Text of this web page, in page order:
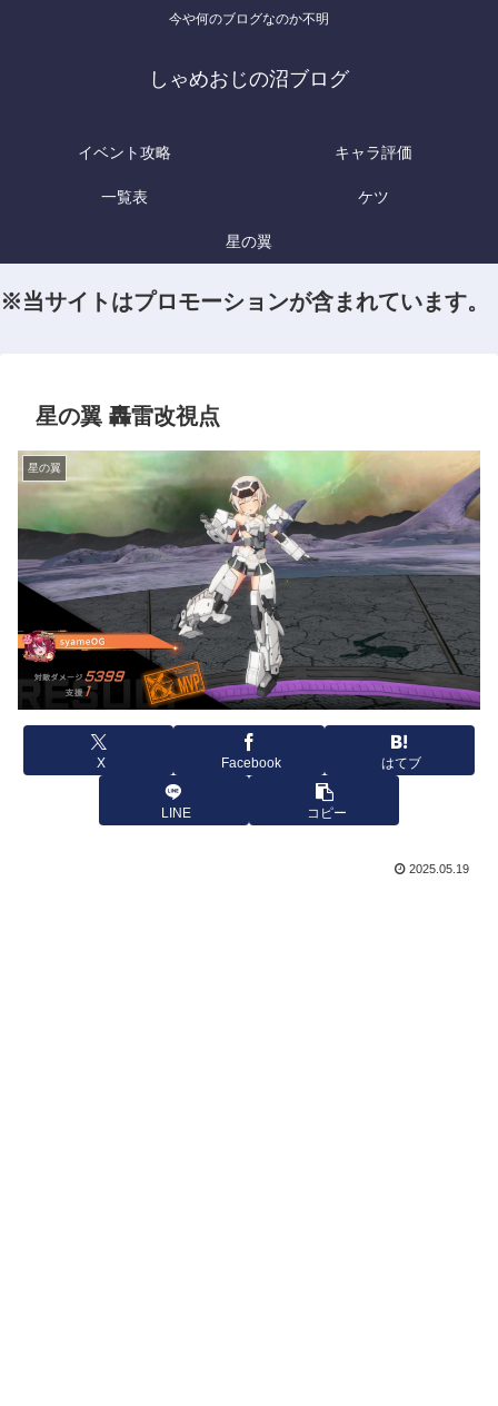
今や何のブログなのか不明
しゃめおじの沼ブログ
イベント攻略 キャラ評価
一覧表 ケツ
星の翼
※当サイトはプロモーションが含まれています。
星の翼 轟雷改視点
星の翼
X Facebook はてブ
LINE コピー
2025.05.19